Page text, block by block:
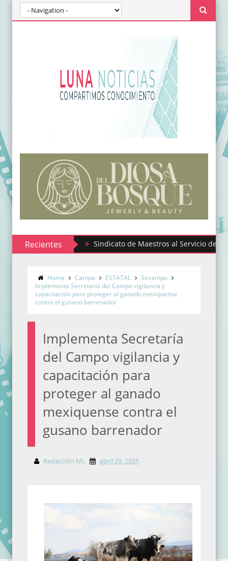
RecientesSindicato de Maestros al Servicio del Estado de
Home Campo ESTATAL
Secampo
Implementa Secretaría del Campo vigilancia y
capacitación para proteger al ganado mexiquense
contra el gusano barrenador
Implementa Secretaría
del Campo vigilancia y
capacitación para
proteger al ganado
mexiquense contra el
gusano barrenador
Redacción ML abril 29, 2025